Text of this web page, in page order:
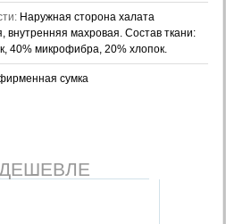
Наружная сторона халата
внутренняя махровая. Состав ткани:
40% микрофибра, 20% хлопок.
сумка